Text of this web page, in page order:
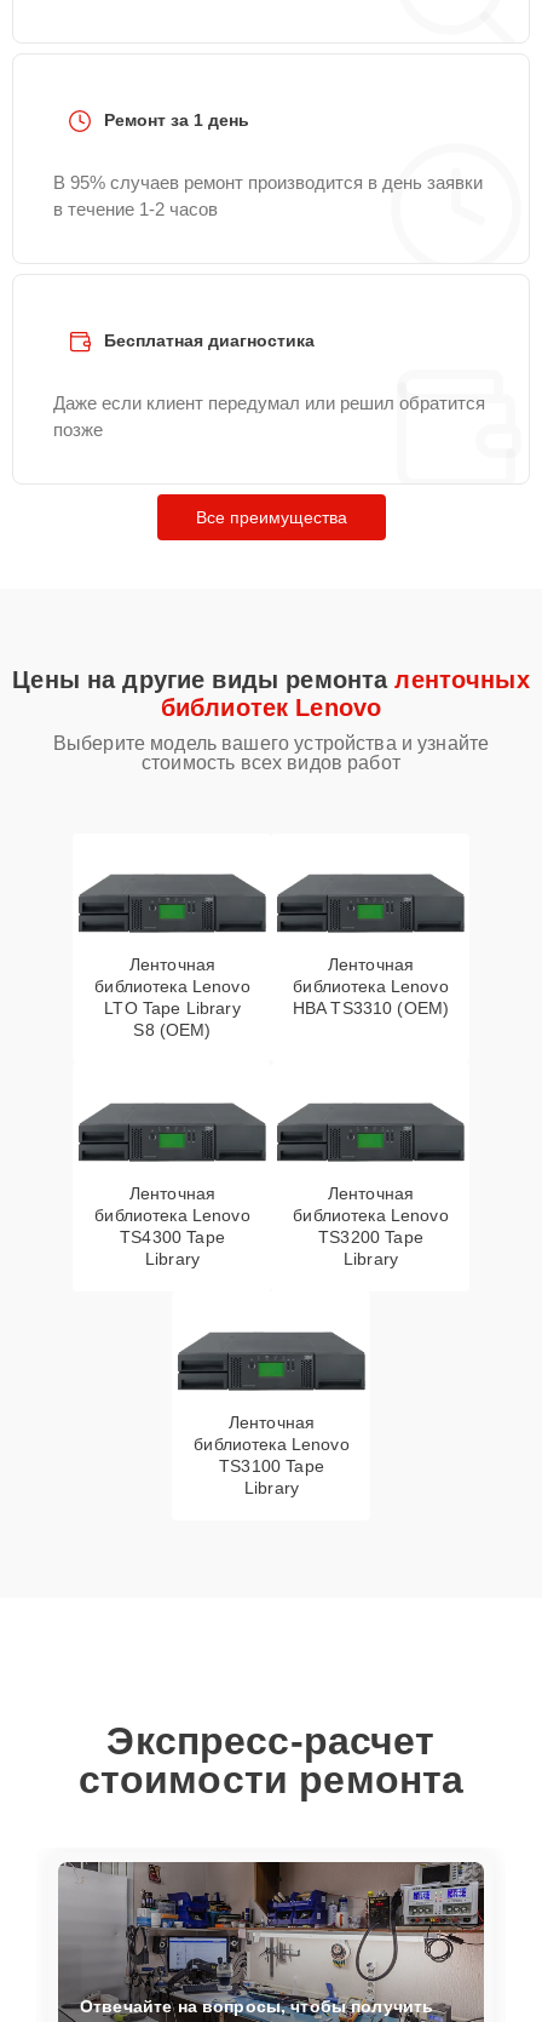
Ремонт за 1 день
В 95% случаев ремонт производится в день заявки
в течение 1-2 часов
Бесплатная диагностика
Даже если клиент передумал или решил обратится
позже
Все преимущества
Цены на другие виды ремонталенточных
библиотек Lenovo
Выберите модель вашего устройства и узнайте
стоимость всех видов работ
Ленточная
библиотека Lenovo
LTO Tape Library
S8 (OEM)
Ленточная
библиотека Lenovo
HBA TS3310 (OEM)
Ленточная
библиотека Lenovo
TS4300 Tape
Library
Ленточная
библиотека Lenovo
TS3200 Tape
Library
Ленточная
библиотека Lenovo
TS3100 Tape
Library
Экспресс-расчет
стоимости ремонта
Отвечайте на вопросы, чтобы получить